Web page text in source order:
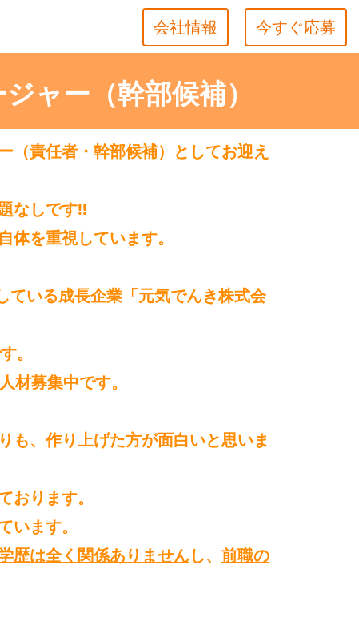
今すぐ応募
会社情報
ャー（幹部候補）
（責任者・幹部候補） としてお迎え
なしです!!
体を重視しています。
ている成長企業 「元気でんき株式会
。
材募集中です。
も、作り上げた方が面白いと思いま
おります。
います。
歴は全く関係ありませんし、 前職の